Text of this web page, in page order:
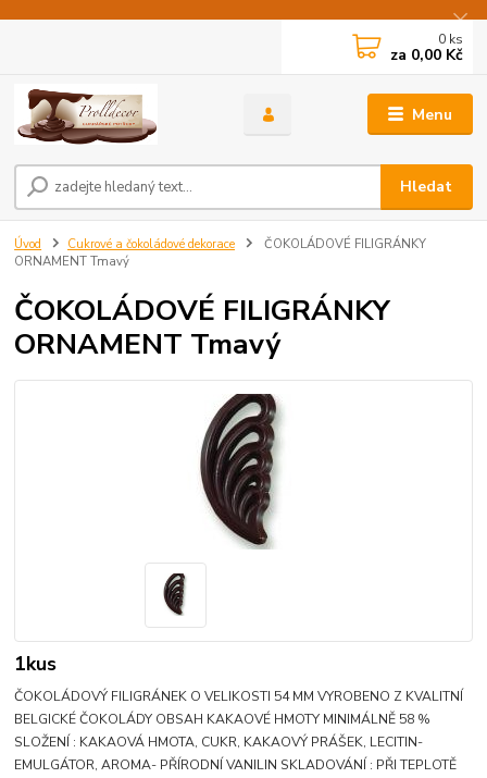
Menu
Hledat
0 ks
za 0,00 Kč
Úvod Cukrové a čokoládové dekorace
ČOKOLÁDOVÉ FILIGRÁNKY
ORNAMENT Tmavý
ČOKOLÁDOVÉ FILIGRÁNKY
ORNAMENT Tmavý
1kus
ČOKOLÁDOVÝ FILIGRÁNEK O VELIKOSTI 54 MM VYROBENO Z KVALITNÍ
BELGICKÉ ČOKOLÁDY OBSAH KAKAOVÉ HMOTY MINIMÁLNĚ 58 %
SLOŽENÍ : KAKAOVÁ HMOTA, CUKR, KAKAOVÝ PRÁŠEK, LECITIN-
EMULGÁTOR, AROMA- PŘÍRODNÍ VANILIN SKLADOVÁNÍ : PŘI TEPLOTĚ